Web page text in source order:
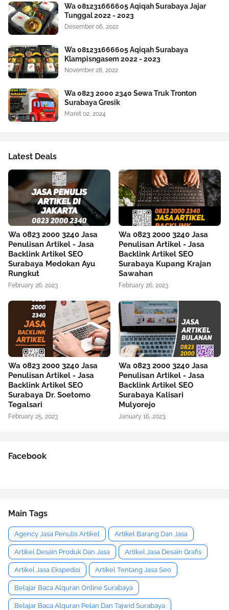
Wa 081231666605 Aqiqah Surabaya Jajar
Tunggal 2022 - 2023
Desember 06, 2022
Wa 081231666605 Aqiqah Surabaya
Klampisngasem 2022 - 2023
November 28, 2022
Wa 0823 2000 2340 Sewa Truk Tronton
Surabaya Gresik
Maret 02, 2024
Latest Deals
Wa 0823 2000 3240 Jasa
Penulisan Artikel - Jasa
Backlink Artikel SEO
Surabaya Medokan Ayu
Rungkut
February 26, 2023
Wa 0823 2000 3240 Jasa
Penulisan Artikel - Jasa
Backlink Artikel SEO
Surabaya Kupang Krajan
Sawahan
February 26, 2023
Wa 0823 2000 3240 Jasa
Penulisan Artikel - Jasa
Backlink Artikel SEO
Surabaya Dr. Soetomo
Tegalsari
February 25, 2023
Wa 0823 2000 3240 Jasa
Penulisan Artikel - Jasa
Backlink Artikel SEO
Surabaya Kalisari
Mulyorejo
January 16, 2023
Facebook
Main Tags
Agency Jasa Penulis Artikel Artikel Barang Dan Jasa
Artikel Desain Produk Dan Jasa Artikel Jasa Desain Grafis
Artikel Jasa Ekspedisi Artikel Tentang Jasa Seo
Belajar Baca Alquran Online Surabaya
Belajar Baca Alquran Pelan Dan Tajwid Surabaya